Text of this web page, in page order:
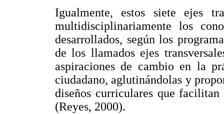
Igualmente, estos siete ejes
multidisciplinariamente los
desarrollados, según los
de los llamados ejes
aspiraciones de cambio en la
ciudadano, aglutinándolas y
diseños curriculares que
(Reyes, 2000).